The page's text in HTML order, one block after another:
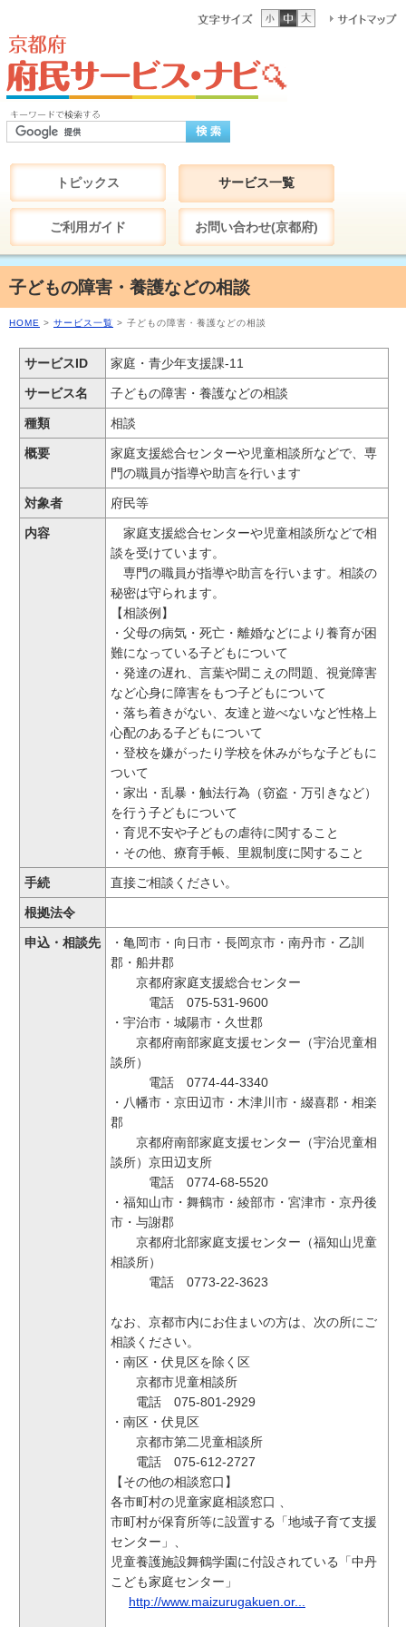
トピックス サービス一覧
ご利用ガイド お問い合わせ(京都府)
子どもの障害・養護などの相談
HOME > サービス一覧 > 子どもの障害・養護などの相談
サービスID 家庭・青少年支援課-11
サービス名 子どもの障害・養護などの相談
種類 相談
概要
家庭支援総合センターや児童相談所などで、専
門の職員が指導や助言を行います
対象者 府民等
内容
家庭支援総合センターや児童相談所などで相
談を受けています。
専門の職員が指導や助言を行います。相談の
秘密は守られます。
【相談例】
・父母の病気・死亡・離婚などにより養育が困
難になっている子どもについて
・発達の遅れ、言葉や聞こえの問題、視覚障害
など心身に障害をもつ子どもについて
・落ち着きがない、友達と遊べないなど性格上
心配のある子どもについて
・登校を嫌がったり学校を休みがちな子どもに
ついて
・家出・乱暴・触法行為（窃盗・万引きなど）
を行う子どもについて
・育児不安や子どもの虐待に関すること
・その他、療育手帳、里親制度に関すること
手続 直接ご相談ください。
根拠法令
申込・相談先
・亀岡市・向日市・長岡京市・南丹市・乙訓
郡・船井郡
京都府家庭支援総合センター
電話 075-531-9600
・宇治市・城陽市・久世郡
京都府南部家庭支援センター（宇治児童相
談所）
電話 0774-44-3340
・八幡市・京田辺市・木津川市・綴喜郡・相楽
郡
京都府南部家庭支援センター（宇治児童相
談所）京田辺支所
電話 0774-68-5520
・福知山市・舞鶴市・綾部市・宮津市・京丹後
市・与謝郡
京都府北部家庭支援センター（福知山児童
相談所）
電話 0773-22-3623
なお、京都市内にお住まいの方は、次の所にご
相談ください。
・南区・伏見区を除く区
京都市児童相談所
電話 075-801-2929
・南区・伏見区
京都市第二児童相談所
電話 075-612-2727
【その他の相談窓口】
各市町村の児童家庭相談窓口 、
市町村が保育所等に設置する「地域子育て支援
センター」、
児童養護施設舞鶴学園に付設されている「中丹
こども家庭センター」
http://www.maizurugakuen.or...